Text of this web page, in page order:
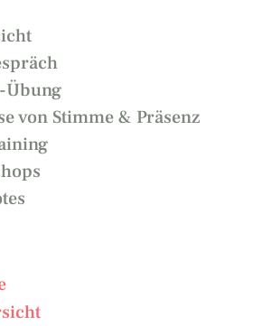
Übung
von Stimme & Präsenz